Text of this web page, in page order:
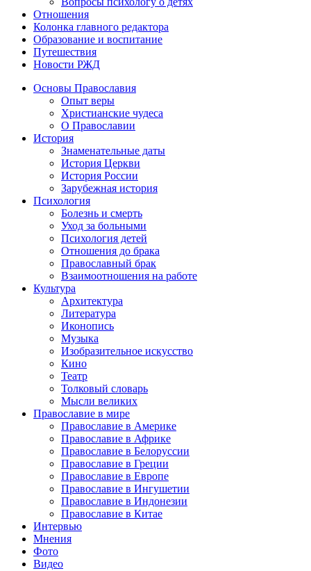
Отношения
Колонка главного редактора
Образование и воспитание
Путешествия
Новости РЖД
Основы Православия
Опыт веры
Христианские чудеса
О Православии
История
Знаменательные даты
История Церкви
История России
Зарубежная история
Психология
Болезнь и смерть
Уход за больными
Психология детей
Отношения до брака
Православный брак
Взаимоотношения на работе
Культура
Архитектура
Литература
Иконопись
Музыка
Изобразительное искусство
Кино
Театр
Толковый словарь
Мысли великих
Православие в мире
Православие в Америке
Православие в Африке
Православие в Белоруссии
Православие в Греции
Православие в Европе
Православие в Ингушетии
Православие в Индонезии
Православие в Китае
Интервью
Мнения
Фото
Видео